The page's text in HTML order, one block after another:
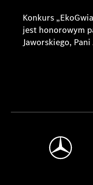
Konkurs
jest honorowym
Jaworskiego,